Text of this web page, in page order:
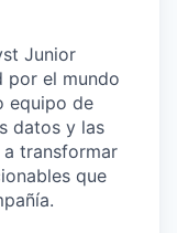
Junior
por el mundo
equipo de
datos y las
transformar
que